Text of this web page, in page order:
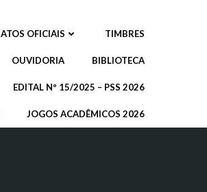
ATOS OFICIAIS TIMBRES
OUVIDORIA BIBLIOTECA
EDITAL Nº 15/2025 – PSS 2026
JOGOS ACADÊMICOS 2026